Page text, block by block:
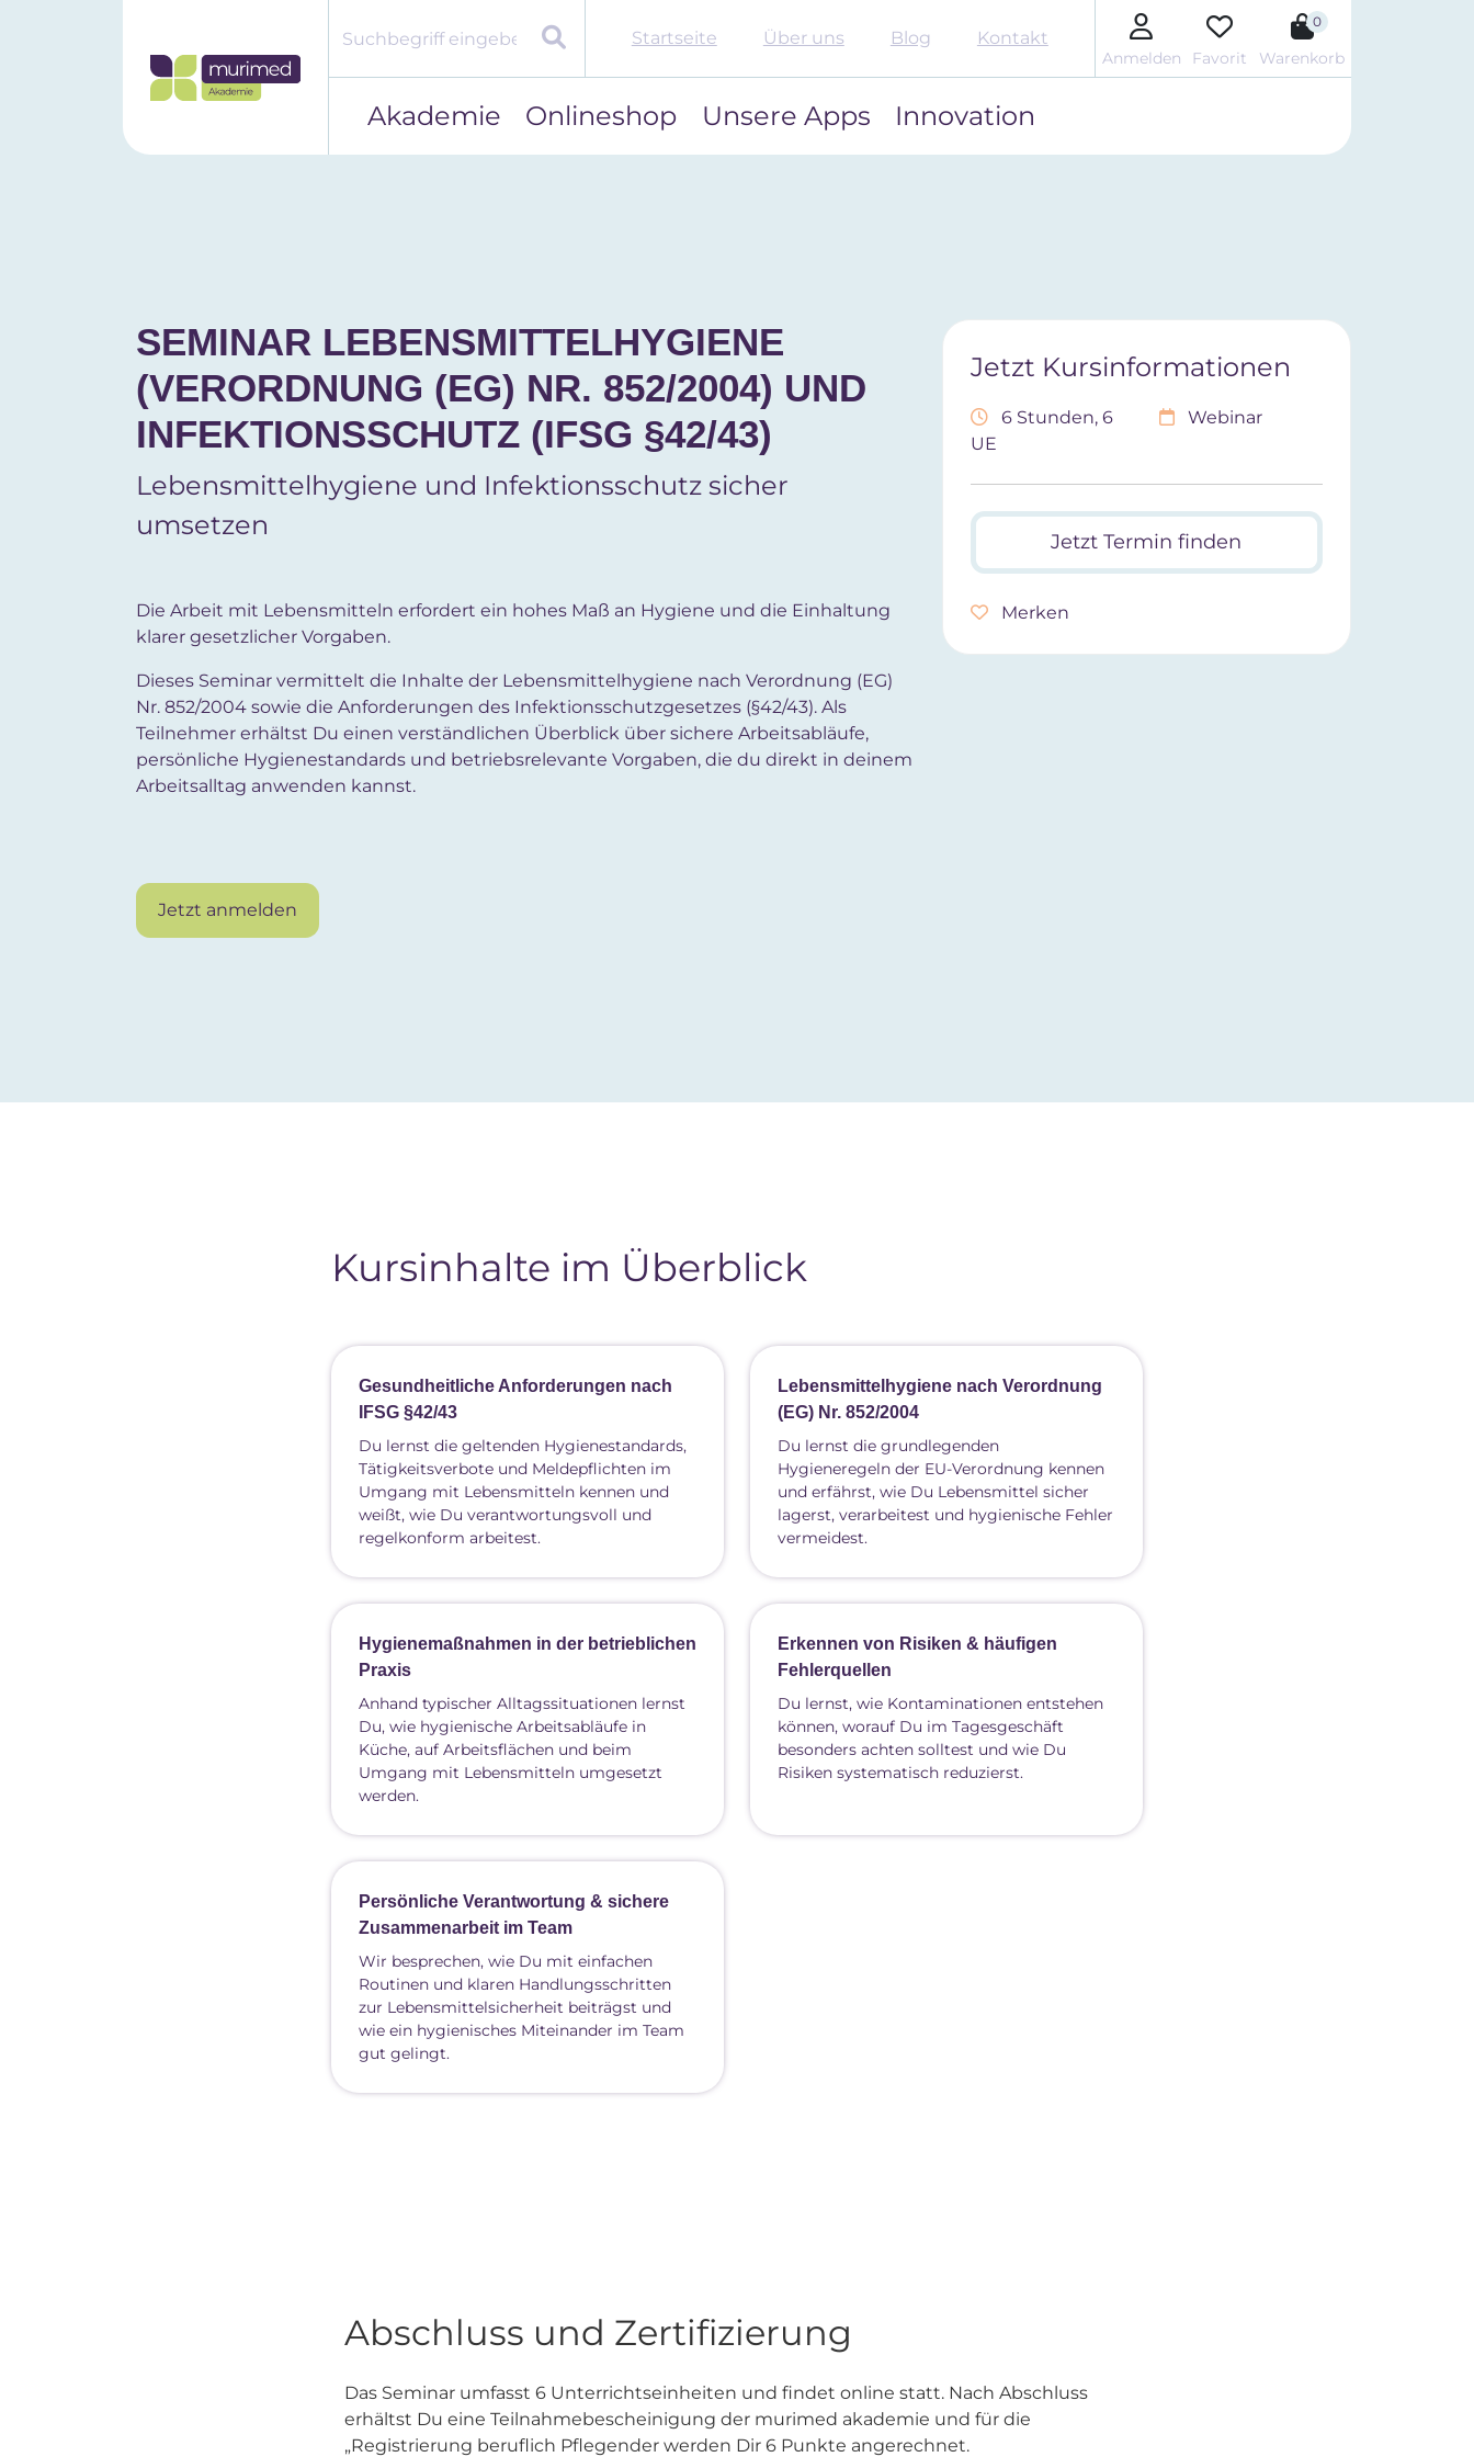
Startseite Über uns Blog Kontakt
Anmelden Favorit
0
Warenkorb
Akademie Onlineshop Unsere Apps Innovation
SEMINAR LEBENSMITTELHYGIENE
(VERORDNUNG (EG) NR. 852/2004) UND
INFEKTIONSSCHUTZ (IFSG §42/43)
Lebensmittelhygiene und Infektionsschutz sicher
umsetzen
Die Arbeit mit Lebensmitteln erfordert ein hohes Maß an Hygiene und die Einhaltung
klarer gesetzlicher Vorgaben.
Dieses Seminar vermittelt die Inhalte der Lebensmittelhygiene nach Verordnung (EG)
Nr. 852/2004 sowie die Anforderungen des Infektionsschutzgesetzes (§42/43). Als
Teilnehmer erhältst Du einen verständlichen Überblick über sichere Arbeitsabläufe,
persönliche Hygienestandards und betriebsrelevante Vorgaben, die du direkt in deinem
Arbeitsalltag anwenden kannst.
Jetzt anmelden
Jetzt Kursinformationen
6 Stunden, 6
UE
Webinar
Jetzt Termin finden
Merken
Kursinhalte im Überblick
Gesundheitliche Anforderungen nach
IFSG §42/43
Du lernst die geltenden Hygienestandards,
Tätigkeitsverbote und Meldepflichten im
Umgang mit Lebensmitteln kennen und
weißt, wie Du verantwortungsvoll und
regelkonform arbeitest.
Lebensmittelhygiene nach Verordnung
(EG) Nr. 852/2004
Du lernst die grundlegenden
Hygieneregeln der EU-Verordnung kennen
und erfährst, wie Du Lebensmittel sicher
lagerst, verarbeitest und hygienische Fehler
vermeidest.
Hygienemaßnahmen in der betrieblichen
Praxis
Anhand typischer Alltagssituationen lernst
Du, wie hygienische Arbeitsabläufe in
Küche, auf Arbeitsflächen und beim
Umgang mit Lebensmitteln umgesetzt
werden.
Erkennen von Risiken & häufigen
Fehlerquellen
Du lernst, wie Kontaminationen entstehen
können, worauf Du im Tagesgeschäft
besonders achten solltest und wie Du
Risiken systematisch reduzierst.
Persönliche Verantwortung & sichere
Zusammenarbeit im Team
Wir besprechen, wie Du mit einfachen
Routinen und klaren Handlungsschritten
zur Lebensmittelsicherheit beiträgst und
wie ein hygienisches Miteinander im Team
gut gelingt.
Abschluss und Zertifizierung
Das Seminar umfasst 6 Unterrichtseinheiten und findet online statt. Nach Abschluss
erhältst Du eine Teilnahmebescheinigung der murimed akademie und für die
„Registrierung beruflich Pflegender werden Dir 6 Punkte angerechnet.